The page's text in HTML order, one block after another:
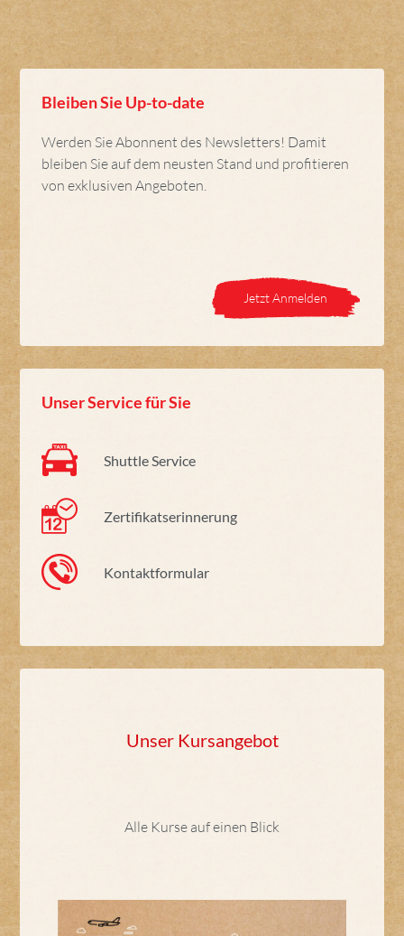
Bleiben Sie Up-to-date
Werden Sie Abonnent des Newsletters! Damit
bleiben Sie auf dem neusten Stand und profitieren
von exklusiven Angeboten.
Jetzt Anmelden
Unser Service für Sie
Shuttle Service
Zertifikatserinnerung
Kontaktformular
Unser Kursangebot
Alle Kurse auf einen Blick